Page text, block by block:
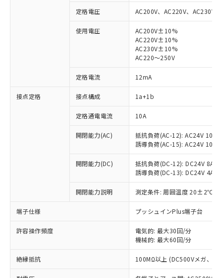
定格電圧 AC200V、AC220V、AC230V
使用電圧
AC200V±10%
AC220V±10%
AC230V±10%
AC220～250V
定格電流 12mA
接点定格 接点構成 1a+1b
定格通電電流 10A
開閉能力(AC)
抵抗負荷(AC-12): AC24V 10A/
誘導負荷(AC-15): AC24V
開閉能力(DC)
抵抗負荷(DC-12): DC24V 8A/
誘導負荷(DC-13): DC24V 4A/
開閉能力説明 測定条件: 周囲温度 20±2℃、
端子仕様 プッシュインPlus端子台
許容操作頻度
電気的: 最大30回/分
機械的: 最大60回/分
絶縁抵抗 100MΩ以上 (DC500Vメガ、点
ご利用条件
以下の条件をお読みいただき、同意のうえ
ご利用ください。
本サービスは、当社制御機器事業取扱
商品の当社在庫状況および標準価格
(税抜)を提供させていただくもので
当社制御機器事業取扱商品の中には、
本サービスの対象外となる商品もある
※1 対応状況
対応済み：EU RoHS指令（10物質）の
非含有に対応した製品が提供可能な商品で
対応予定：EU RoHS指令（10物質）の非含
有に対応した製品に切り替える予定のある
対応予定なし：EU RoHS指令（10物質）の
非含有に非対応の商品で、対応品を出す予
調査・確認中：EU RoHS指令（10物質）の
非含有の対応状況を調査中または確認中の
商品です。
非該当品：ライセンス料など無形物で、有
害物質有無と関係のない商品です。
仕入先様の事情により、非含有部品として
いたものが、含有品と判明した場合などや
「○」：最大均質材料含有率が中国RoHSの
基準値以下であることを示します。
「×」：最大均質材料含有率が中国RoHSの
基準値を超えていることを示します。
当社は、これら貴社製品のうち、外国